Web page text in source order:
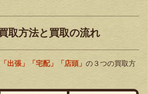
取方法と買取の流れ
「出張」「宅配」「店頭」 の３つの買取方